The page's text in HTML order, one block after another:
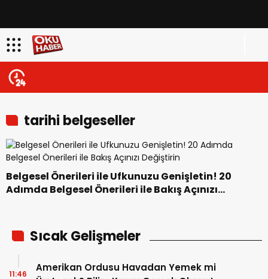
tarihi belgeseller
Belgesel Önerileri ile Ufkunuzu Genişletin! 20
Adımda Belgesel Önerileri ile Bakış Açınızı
Sıcak Gelişmeler
Amerikan Ordusu Havadan Yemek mi
11:46